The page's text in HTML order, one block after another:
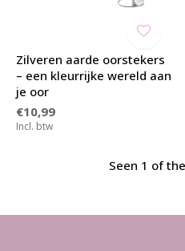
Zilveren aarde oorstekers
– een kleurrijke wereld aan
je oor
€10,99
Incl. btw
Seen 1 of